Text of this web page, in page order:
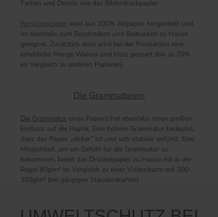
Farben und Details wie das Bilderdruckpapier.
Recyclingpapier wird aus 100% Altpapier hergestellt und
ist ebenfalls zum Beschreiben und Bedrucken zu Hause
geeignet. Zusätzlich dazu wird bei der Produktion eine
erhebliche Menge Wasser und Holz gespart (bis zu 70%
im Vergleich zu anderen Papieren).
Die Grammaturen:
Die Grammatur eines Papiers hat ebenfalls einen großen
Einfluss auf die Haptik. Eine höhere Grammatur bedeutet,
dass das Papier „dicker“ ist und sich stabiler anfühlt. Eine
Möglichkeit, um ein Gefühl für die Grammatur zu
bekommen, bietet das Druckerpapier zu Hause mit in der
Regel 80g/m² im Vergleich zu einer Visitenkarte mit 300-
350g/m² (bei gängigen Standardkarten).